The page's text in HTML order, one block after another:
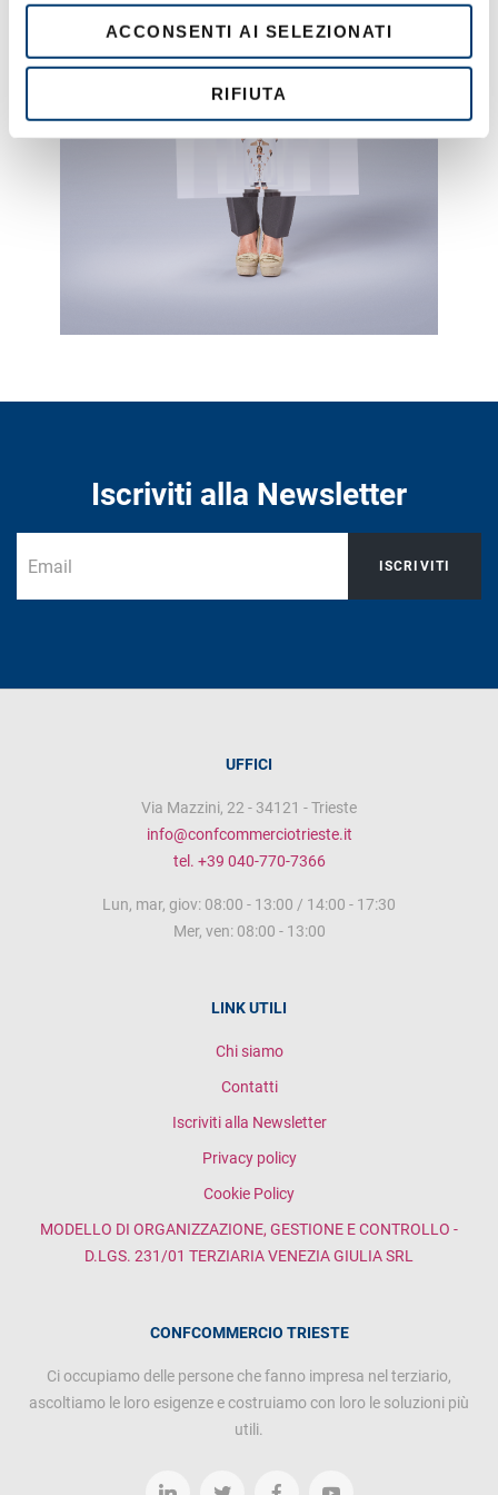
ACCONSENTI AI SELEZIONATI
RIFIUTA
Iscriviti alla Newsletter
ISCRIVITI
UFFICI
Via Mazzini, 22 - 34121 - Trieste
info@confcommerciotrieste.it
tel. +39 040-770-7366
Lun, mar, giov: 08:00 - 13:00 / 14:00 - 17:30
Mer, ven: 08:00 - 13:00
LINK UTILI
Chi siamo
Contatti
Iscriviti alla Newsletter
Privacy policy
Cookie Policy
MODELLO DI ORGANIZZAZIONE, GESTIONE E CONTROLLO -
D.LGS. 231/01 TERZIARIA VENEZIA GIULIA SRL
CONFCOMMERCIO TRIESTE
Ci occupiamo delle persone che fanno impresa nel terziario,
ascoltiamo le loro esigenze e costruiamo con loro le soluzioni più
utili.